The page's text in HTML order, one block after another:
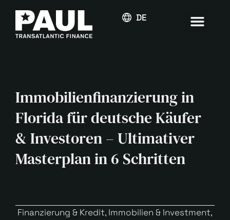
DEUTSCH
Immobilienfinanzierung in
Florida für deutsche Käufer
& Investoren – Ultimativer
Masterplan in 6 Schritten
Finanzierung & Kredit, Immobilien & Investment,